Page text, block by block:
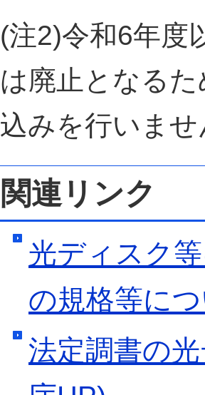
(注2)令和6年度
は廃止となる
込みを行いま
関連リンク
光ディスク
の規格等に
法定調書の